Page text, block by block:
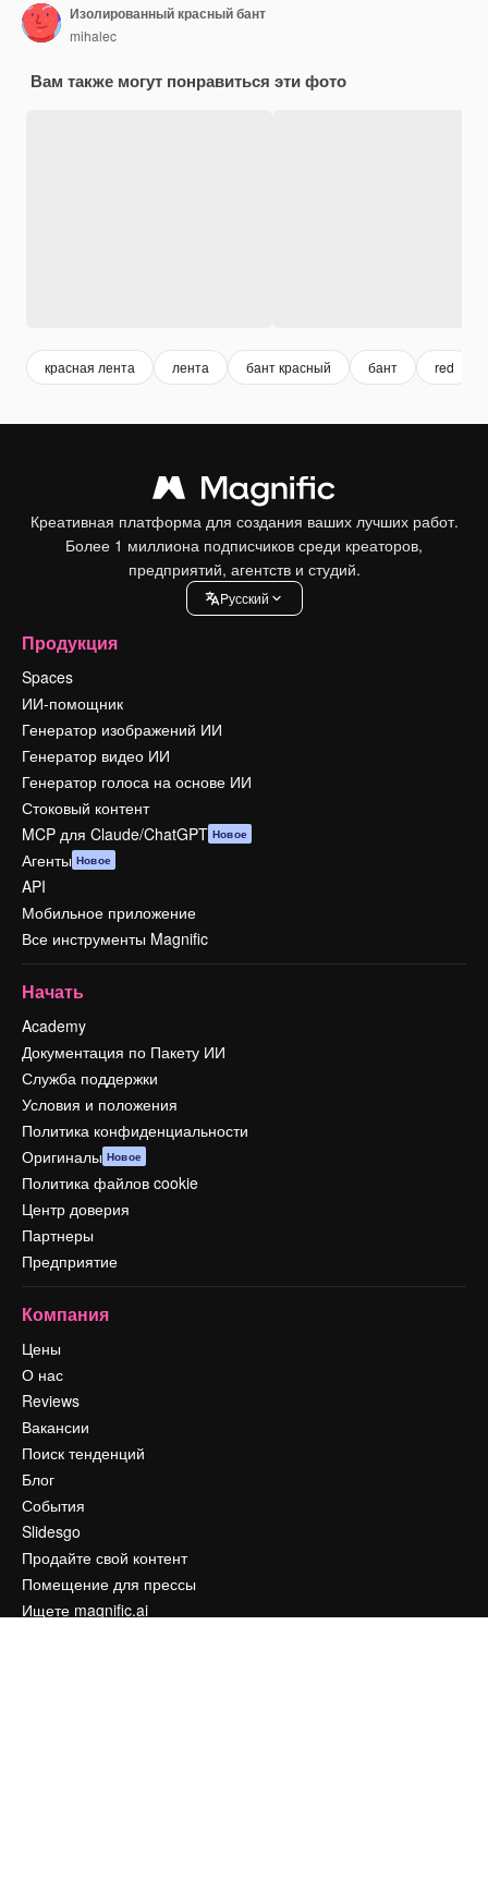
Изолированный красный бант
mihalec
Вам также могут понравиться эти фото
красная лента лента бант красный бант red
Креативная платформа для создания ваших лучших работ.
Более 1 миллиона подписчиков среди креаторов,
предприятий, агентств и студий.
Pусский
Продукция
Spaces
ИИ-помощник
Генератор изображений ИИ
Генератор видео ИИ
Генератор голоса на основе ИИ
Стоковый контент
MCP для Claude/ChatGPT Новое
Агенты Новое
API
Мобильное приложение
Все инструменты Magnific
Начать
Academy
Документация по Пакету ИИ
Служба поддержки
Условия и положения
Политика конфиденциальности
Оригиналы Новое
Политика файлов cookie
Центр доверия
Партнеры
Предприятие
Компания
Цены
О нас
Reviews
Вакансии
Поиск тенденций
Блог
События
Slidesgo
Продайте свой контент
Помещение для прессы
Ищете magnific.ai